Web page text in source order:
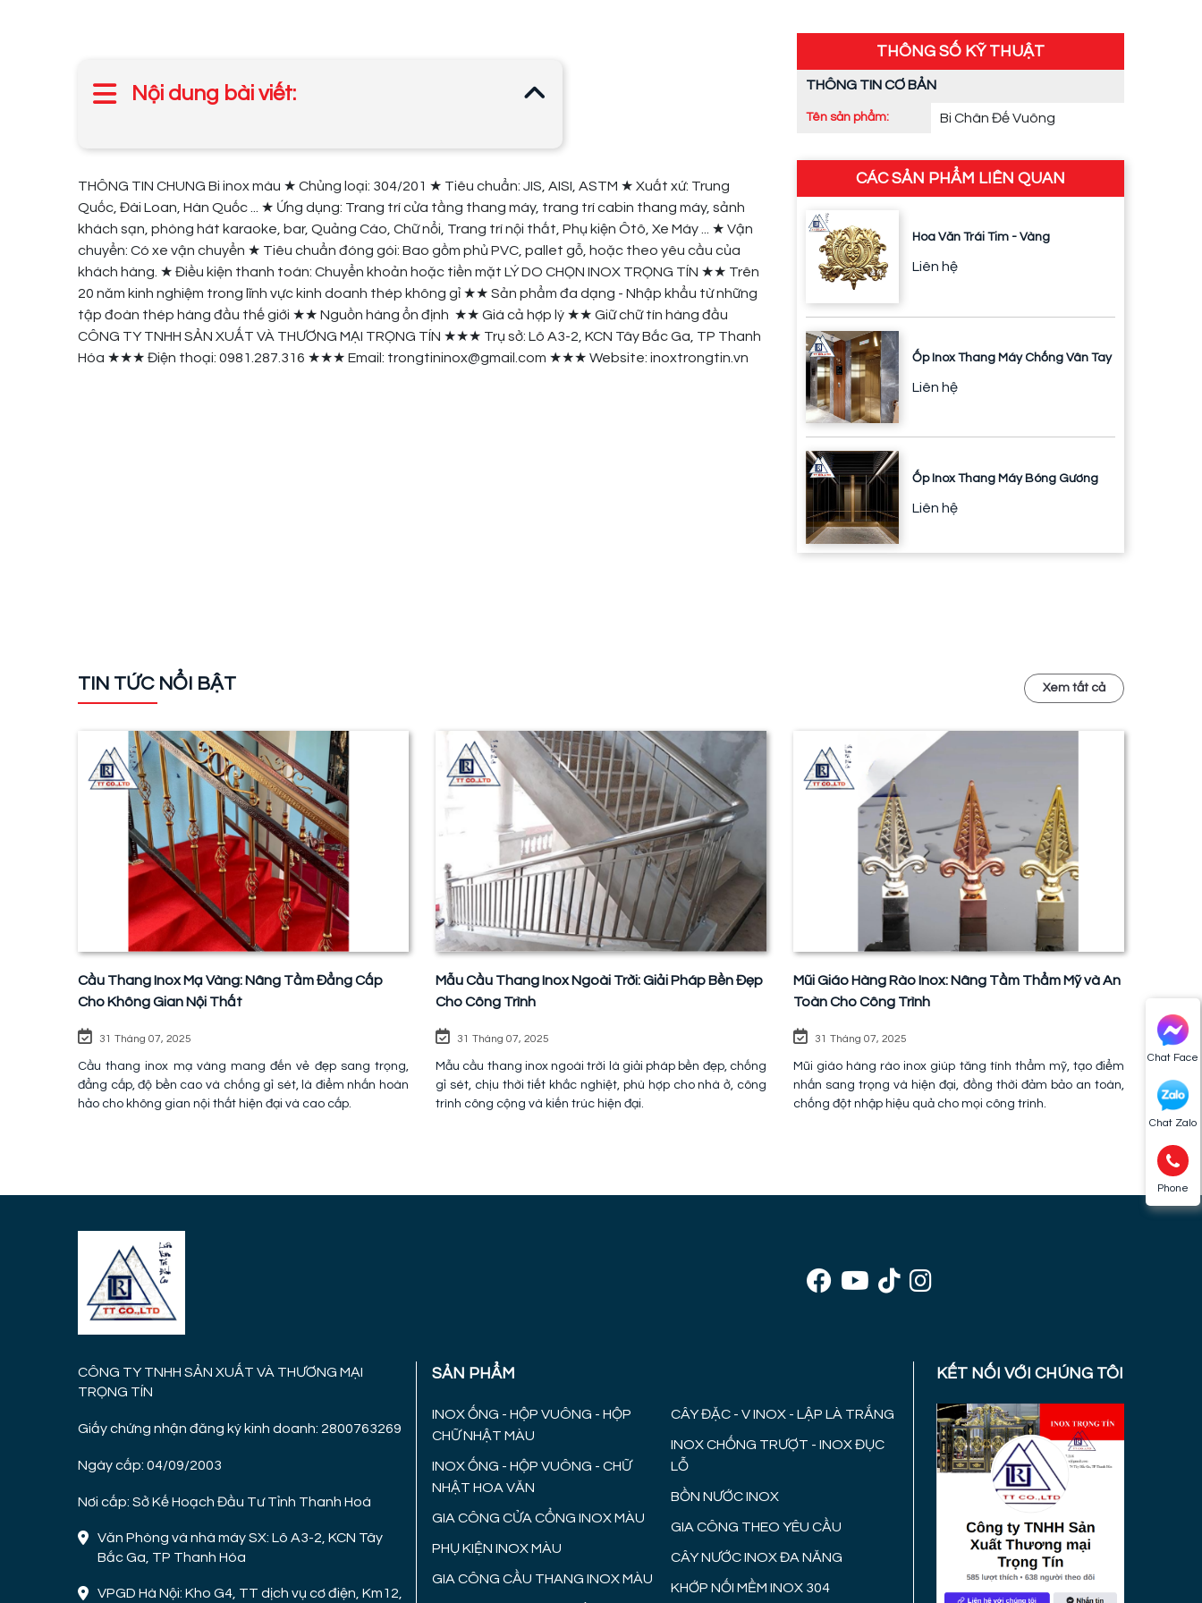
Chat Face
Chat Zalo
Phone
Nội dung bài viết:
THÔNG TIN CHUNG Bi inox màu ★ Chủng loại: 304/201 ★ Tiêu chuẩn: JIS, AISI, ASTM ★ Xuất xứ: Trung
Quốc, Đài Loan, Hàn Quốc ... ★ Ứng dụng: Trang trí cửa tầng thang máy, trang trí cabin thang máy, sảnh
khách sạn, phòng hát karaoke, bar, Quảng Cáo, Chữ nổi, Trang trí nội thất, Phụ kiện Ôtô, Xe Máy ... ★ Vận
chuyển: Có xe vận chuyển ★ Tiêu chuẩn đóng gói: Bao gồm phủ PVC, pallet gỗ, hoặc theo yêu cầu của
khách hàng. ★ Điều kiện thanh toán: Chuyển khoản hoặc tiền mặt LÝ DO CHỌN INOX TRỌNG TÍN ★★ Trên
20 năm kinh nghiệm trong lĩnh vực kinh doanh thép không gỉ ★★ Sản phẩm đa dạng - Nhập khẩu từ những
tập đoàn thép hàng đầu thế giới ★★ Nguồn hàng ổn định ★★ Giá cả hợp lý ★★ Giữ chữ tín hàng đầu
CÔNG TY TNHH SẢN XUẤT VÀ THƯƠNG MẠI TRỌNG TÍN ★★★ Trụ sở: Lô A3-2, KCN Tây Bắc Ga, TP Thanh
Hóa ★★★ Điện thoại: 0981.287.316 ★★★ Email: trongtininox@gmail.com ★★★ Website: inoxtrongtin.vn
THÔNG SỐ KỸ THUẬT
THÔNG TIN CƠ BẢN
Tên sản phẩm: Bi Chân Đế Vuông
CÁC SẢN PHẨM LIÊN QUAN
Hoa Văn Trái Tim - Vàng
Liên hệ
Ốp Inox Thang Máy Chống Vân Tay
Liên hệ
Ốp Inox Thang Máy Bóng Gương
Liên hệ
TIN TỨC NỔI BẬT
Cầu Thang Inox Mạ Vàng: Nâng Tầm Đẳng Cấp
Cho Không Gian Nội Thất
31 Tháng 07, 2025
Cầu thang inox mạ vàng mang đến vẻ đẹp sang trọng,
đẳng cấp, độ bền cao và chống gỉ sét, là điểm nhấn hoàn
hảo cho không gian nội thất hiện đại và cao cấp.
Mẫu Cầu Thang Inox Ngoài Trời: Giải Pháp Bền Đẹp
Cho Công Trình
31 Tháng 07, 2025
Mẫu cầu thang inox ngoài trời là giải pháp bền đẹp, chống
gỉ sét, chịu thời tiết khắc nghiệt, phù hợp cho nhà ở, công
trình công cộng và kiến trúc hiện đại.
Mũi Giáo Hàng Rào Inox: Nâng Tầm Thẩm Mỹ và An
Toàn Cho Công Trình
31 Tháng 07, 2025
Mũi giáo hàng rào inox giúp tăng tính thẩm mỹ, tạo điểm
nhấn sang trọng và hiện đại, đồng thời đảm bảo an toàn,
chống đột nhập hiệu quả cho mọi công trình.
Xem tất cả
CÔNG TY TNHH SẢN XUẤT VÀ THƯƠNG MẠI
TRỌNG TÍN
Giấy chứng nhận đăng ký kinh doanh: 2800763269
Ngày cấp: 04/09/2003
Nơi cấp: Sở Kế Hoạch Đầu Tư Tỉnh Thanh Hoá
Văn Phòng và nhà máy SX: Lô A3-2, KCN Tây
Bắc Ga, TP Thanh Hóa
VPGD Hà Nội: Kho G4, TT dịch vụ cơ điện, Km12,
SẢN PHẨM
INOX ỐNG - HỘP VUÔNG - HỘP
CHỮ NHẬT MÀU
INOX ỐNG - HỘP VUÔNG - CHỮ
NHẬT HOA VĂN
GIA CÔNG CỬA CỔNG INOX MÀU
PHỤ KIỆN INOX MÀU
GIA CÔNG CẦU THANG INOX MÀU
CÂY ĐẶC - V INOX - LẬP LÀ TRẮNG
INOX CHỐNG TRƯỢT - INOX ĐỤC
LỖ
BỒN NƯỚC INOX
GIA CÔNG THEO YÊU CẦU
CÂY NƯỚC INOX ĐA NĂNG
KHỚP NỐI MỀM INOX 304
KẾT NỐI VỚI CHÚNG TÔI